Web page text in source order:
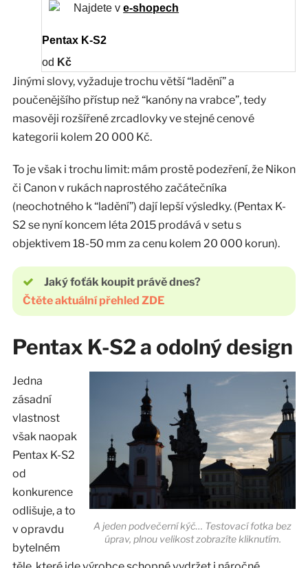
Najdete ve-shopech
Pentax K-S2
od Kč
Jinými slovy, vyžaduje trochu větší “ladění” a
poučenějšího přístup než “kanóny na vrabce”, tedy
masověji rozšířené zrcadlovky ve stejné cenové
kategorii kolem 20 000 Kč.
To je však i trochu limit: mám prostě podezření, že Nikon
či Canon v rukách naprostého začátečníka
(neochotného k “ladění”) dají lepší výsledky. (Pentax K-
S2 se nyní koncem léta 2015 prodává v setu s
objektivem 18-50 mm za cenu kolem 20 000 korun).
Jaký foťák koupit právě dnes?
Čtěte aktuální přehled ZDE
Pentax K-S2 a odolný design
A jeden podvečerní kýč… Testovací fotka bez
úprav, plnou velikost zobrazíte kliknutím.
Jedna
zásadní
vlastnost
však naopak
Pentax K-S2
od
konkurence
odlišuje, a to
v opravdu
bytelném